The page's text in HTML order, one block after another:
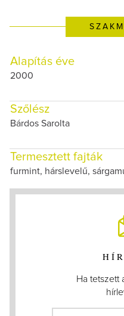
Alapítás éve
2000
Szőlész
Bárdos Sarolta
Termesztett fajták
furmint, hárslevelű,
Ha tetszett